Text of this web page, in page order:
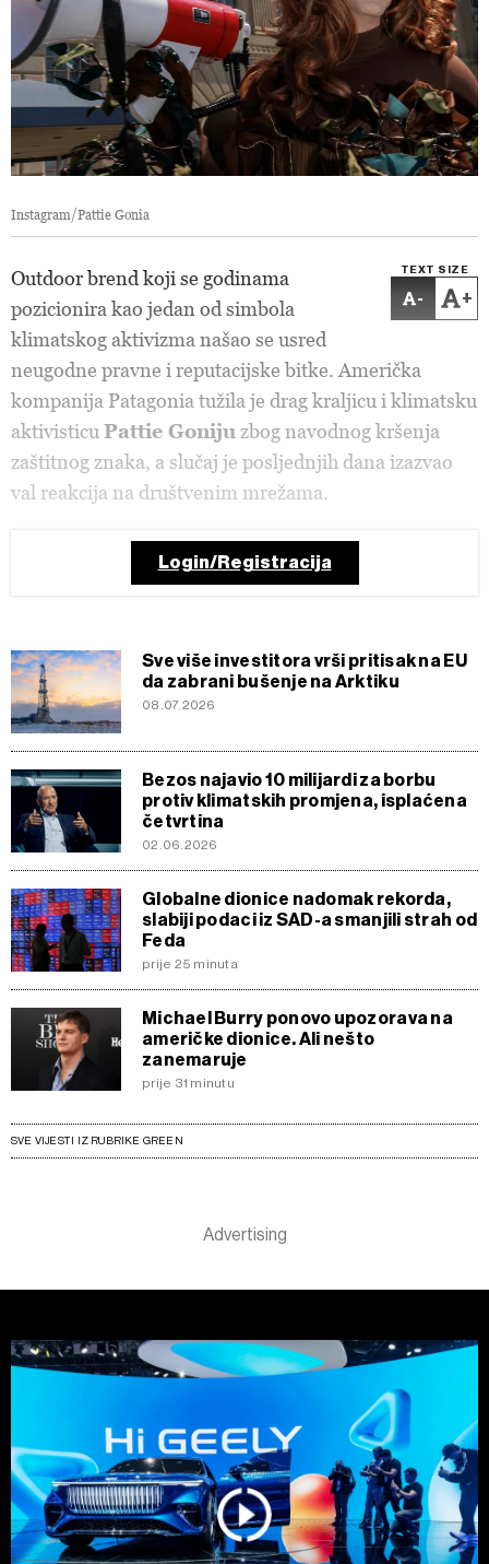
Instagram/Pattie Gonia
TEXT SIZE
- +
Outdoor brend koji se godinama
pozicionira kao jedan od simbola
klimatskog aktivizma našao se usred
neugodne pravne i reputacijske bitke. Američka
kompanija Patagonia tužila je drag kraljicu i klimatsku
aktivisticu Pattie Goniju zbog navodnog kršenja
zaštitnog znaka, a slučaj je posljednjih dana izazvao
val reakcija na društvenim mrežama.
Login/Registracija
Sve više investitora vrši pritisak na EU
da zabrani bušenje na Arktiku
08.07.2026
Bezos najavio 10 milijardi za borbu
protiv klimatskih promjena, isplaćena
četvrtina
02.06.2026
Globalne dionice nadomak rekorda,
slabiji podaci iz SAD-a smanjili strah od
Feda
prije 25 minuta
Michael Burry ponovo upozorava na
američke dionice. Ali nešto
zanemaruje
prije 31 minutu
SVE VIJESTI IZ RUBRIKE GREEN